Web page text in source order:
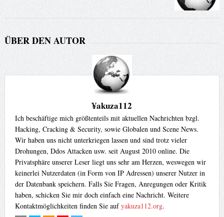
ÜBER DEN AUTOR
¥akuza112
Ich beschäftige mich größtenteils mit aktuellen Nachrichten bzgl.
Hacking, Cracking & Security, sowie Globalen und Scene News.
Wir haben uns nicht unterkriegen lassen und sind trotz vieler
Drohungen, Ddos Attacken usw. seit August 2010 online. Die
Privatsphäre unserer Leser liegt uns sehr am Herzen, weswegen wir
keinerlei Nutzerdaten (in Form von IP Adressen) unserer Nutzer in
der Datenbank speichern. Falls Sie Fragen, Anregungen oder Kritik
haben, schicken Sie mir doch einfach eine Nachricht. Weitere
Kontaktmöglichkeiten finden Sie aufyakuza112.org.